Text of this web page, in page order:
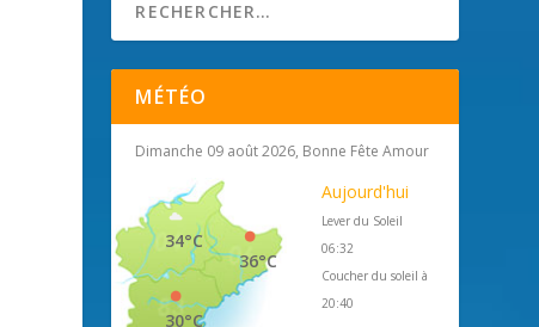
MÉTÉO
Dimanche 09 août 2026, Bonne Fête Amour
36°C
34°C
30°C
Aujourd'hui
Lever du Soleil
06:32
Coucher du soleil à
20:40